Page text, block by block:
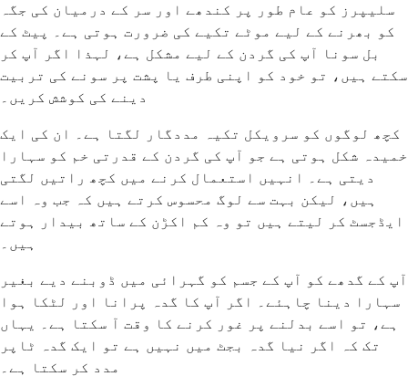
سلیپرز کو عام طور پر کندھے اور سر کے درمیان کی جگہ
کو بھرنے کے لیے موٹے تکیے کی ضرورت ہوتی ہے۔ پیٹ کے
بل سونا آپ کی گردن کے لیے مشکل ہے، لہذا اگر آپ کر
سکتے ہیں، تو خود کو اپنی طرف یا پشت پر سونے کی تربیت
دینے کی کوشش کریں۔
کچھ لوگوں کو سرویکل تکیہ مددگار لگتا ہے۔ ان کی ایک
خمیدہ شکل ہوتی ہے جو آپ کی گردن کے قدرتی خم کو سہارا
دیتی ہے۔ انہیں استعمال کرنے میں کچھ راتیں لگتی
ہیں، لیکن بہت سے لوگ محسوس کرتے ہیں کہ جب وہ اسے
ایڈجسٹ کر لیتے ہیں تو وہ کم اکڑن کے ساتھ بیدار ہوتے
ہیں۔
آپ کے گدھے کو آپ کے جسم کو گہرائی میں ڈوبنے دیے بغیر
سہارا دینا چاہئے۔ اگر آپ کا گدہ پرانا اور لٹکا ہوا
ہے، تو اسے بدلنے پر غور کرنے کا وقت آ سکتا ہے۔ یہاں
تک کہ اگر نیا گدہ بجٹ میں نہیں ہے تو ایک گدہ ٹاپر
مدد کر سکتا ہے۔